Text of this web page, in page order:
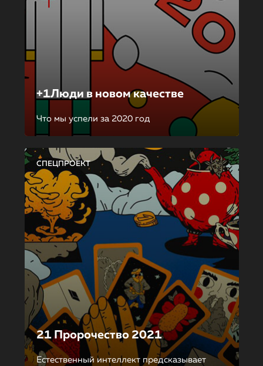
+1Люди в новом качестве
Что мы успели за 2020 год
СПЕЦПРОЕКТ
21 Пророчество 2021
Естественный интеллект предсказывает